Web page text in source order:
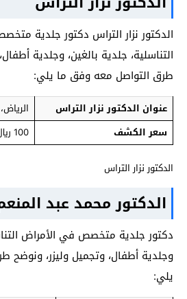
الدكتور نزار التراس دكتور جلدية
التناسلية، جلدية بالغين، وجلدية
طرق التواصل معه وفق ما يلي:
عنوان الدكتور نزار التراس
سعر الكشف
100 ريال سعودي
الدكتور نزار التراس
الدكتور محمد عبد
دكتور جلدية متخصص في الأمراض
وجلدية أطفال، وتجميل وليزر،
يلي: